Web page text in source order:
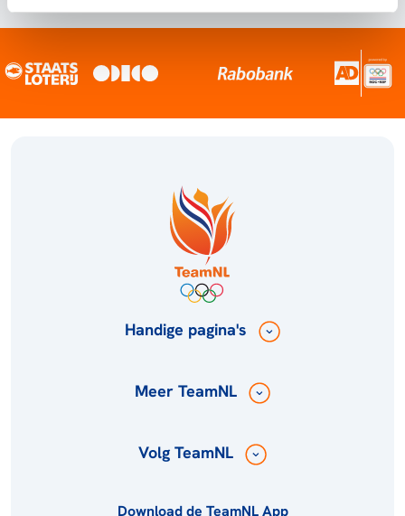
Handige pagina's
Meer TeamNL
Volg TeamNL
Download de TeamNL App